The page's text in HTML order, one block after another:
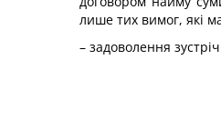
лише тих вимог, які
– задоволення